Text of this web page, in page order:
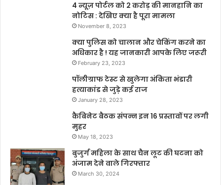
4 न्यूज़ पोर्टल को 2 करोड़ की मानहानि का
नोटिस : देखिए क्या है पूरा मामला
November 8, 2023
क्या पुलिस को चालान और चेकिंग करने का
अधिकार है ! यह जानकारी आपके लिए जरूरी
February 23, 2023
पॉलीग्राफ टेस्ट से खुलेगा अंकिता भंडारी
हत्याकांड से जुड़े कई राज
January 28, 2023
कैबिनेट बैठक संपन्न इन 16 प्रस्तावों पर लगी
मुहर
May 18, 2023
बुजुर्ग महिला के साथ चैन लूट की घटना को
अंजाम देने वाले गिरफ्तार
March 30, 2024